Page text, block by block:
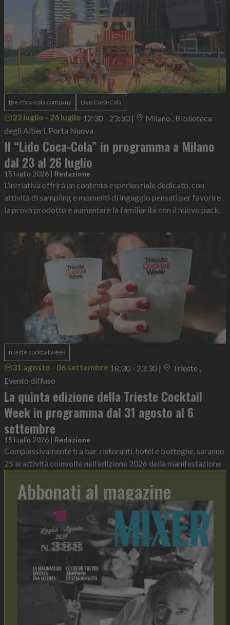
the coca-cola company Lido Coca-Cola
23 luglio - 26 luglio 12:30 - 23:30 |
Milano , Biblioteca
degli Alberi, Porta Nuova
Il “Lido Coca-Cola” in programma a Milano
dal 23 al 26 luglio
15 luglio 2026 | Redazione
L’iniziativa offrirà un contesto esperienziale dedicato, con
attività di sampling e momenti di ingaggio pensati per favorire
la prova prodotto e aumentare la familiarità con il nuovo pack.
trieste cocktail week
31 agosto - 06 settembre 18:30 - 23:30 |
Trieste ,
Evento diffuso
La quinta edizione della Trieste Cocktail
Week in programma dal 31 agosto al 6
settembre
15 luglio 2026 | Redazione
Complessivamente tra bar, ristoranti, hotel e botteghe, saranno
25 le attività coinvolte nell’edizione 2026 della manifestazione
Abbonati al magazine